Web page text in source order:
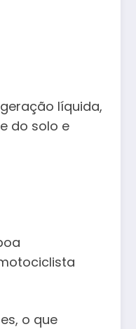
líquida,
do solo e
o que